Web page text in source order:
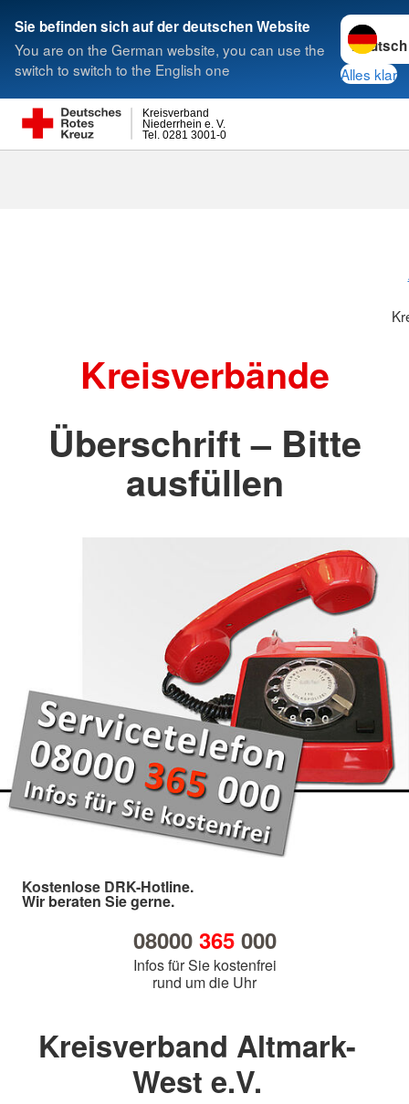
Sie befinden sich auf der deutschen Website
You are on the German website, you can use the
switch to switch to the English one
Sprache
Alles klar
Tel. 0281 3001-0
Niederrhein e. V.
Kreisverband
Suche
Kreisverbände
Überschrift – Bitte
ausfüllen
Kostenlose DRK-Hotline.
Wir beraten Sie gerne.
08000 365000
Infos für Sie kostenfrei
rund um die Uhr
Kreisverband Altmark-
West e.V.